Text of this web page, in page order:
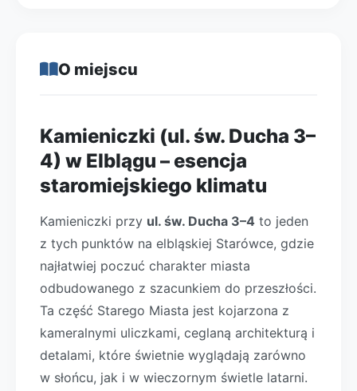
O miejscu
Kamieniczki (ul. św. Ducha 3–
4) w Elblągu – esencja
staromiejskiego klimatu
Kamieniczki przy ul. św. Ducha 3–4 to jeden
z tych punktów na elbląskiej Starówce, gdzie
najłatwiej poczuć charakter miasta
odbudowanego z szacunkiem do przeszłości.
Ta część Starego Miasta jest kojarzona z
kameralnymi uliczkami, ceglaną architekturą i
detalami, które świetnie wyglądają zarówno
w słońcu, jak i w wieczornym świetle latarni.